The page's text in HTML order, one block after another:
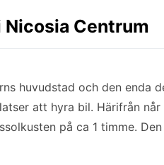
Centrum
huvudstad och den enda
att hyra bil. Härifrån
på ca 1 timme.